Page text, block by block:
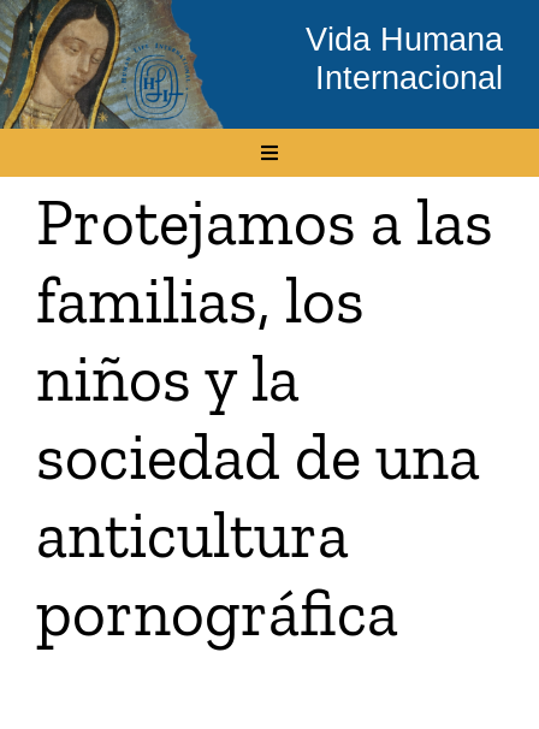
Skip
to
content
Vida Humana
Internacional
Toggle
Inicio
Conócenos
Temas
Boletín Electrónico
Media
Tienda Virtual
Protejamos a las
familias, los
niños y la
sociedad de una
anticultura
pornográfica